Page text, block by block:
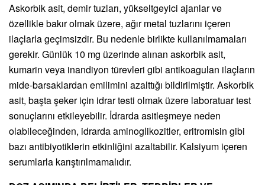
Askorbik asit, demir tuzları, yükseltgeyici ajanlar ve
özellikle bakır olmak üzere, ağır metal tuzlarını içeren
ilaçlarla geçimsizdir. Bu nedenle birlikte kullanılmamaları
gerekir. Günlük 10 mg üzerinde alınan askorbik asit,
kumarin veya inandiyon türevleri gibi antikoagulan ilaçların
mide-barsaklardan emilimini azalttığı bildirilmiştir. Askorbik
asit, başta şeker için idrar testi olmak üzere laboratuar test
sonuçlarını etkileyebilir. İdrarda asitleşmeye neden
olabileceğinden, idrarda aminoglikozitler, eritromisin gibi
bazı antibiyotiklerin etkinliğini azaltabilir. Kalsiyum içeren
serumlarla karıştırılmamalıdır.